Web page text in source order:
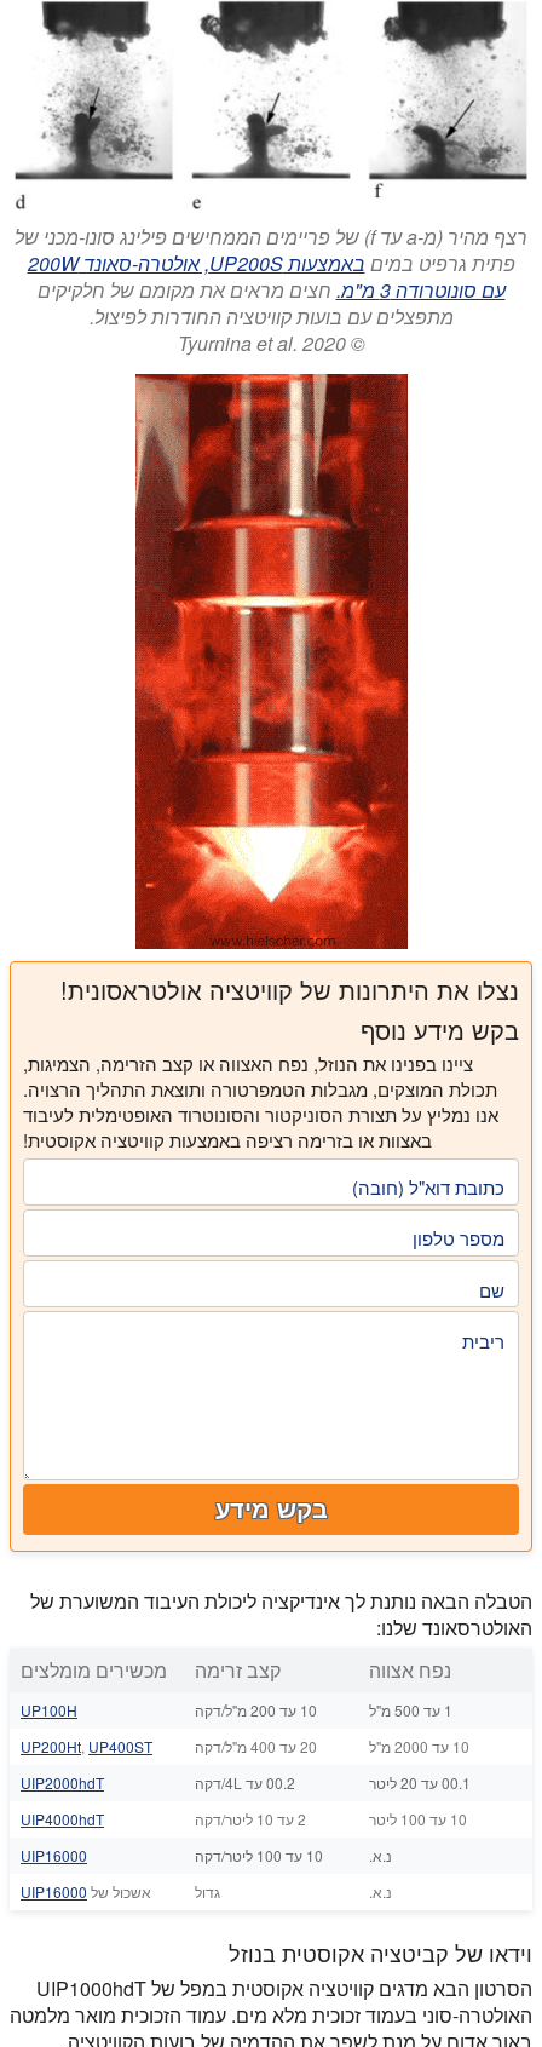
רצף מהיר (מ-a עד f) של פריימים הממחישים פילינג סונו-מכני של
פתית גרפיט במים
באמצעות UP200S, אולטרה-סאונד 200W
עם סונוטרודה 3 מ"מ.
חצים מראים את מקומם של חלקיקים
מתפצלים עם בועות קוויטציה החודרות לפיצול.
© Tyurnina et al. 2020
נצלו את היתרונות של קוויטציה אולטראסונית!
בקש מידע נוסף
ציינו בפנינו את הנוזל, נפח האצווה או קצב הזרימה, הצמיגות,
תכולת המוצקים, מגבלות הטמפרטורה ותוצאת התהליך הרצויה.
אנו נמליץ על תצורת הסוניקטור והסונוטרוד האופטימלית לעיבוד
באצוות או בזרימה רציפה באמצעות קוויטציה אקוסטית!
כתובת דוא"ל (חובה)
מספר טלפון
שם
ריבית
בקש מידע
הטבלה הבאה נותנת לך אינדיקציה ליכולת העיבוד המשוערת של
האולטרסאונד שלנו:
נפח אצווה
קצב זרימה מכשירים מומלצים
1 עד 500 מ"ל 10 עד 200 מ"ל/דקה
UP100H
10 עד 2000 מ"ל
20 עד 400 מ"ל/דקה UP200Ht, UP400ST
00.1 עד 20 ליטר
00.2 עד 4L/דקה
UIP2000hdT
10 עד 100 ליטר
2 עד 10 ליטר/דקה
UIP4000hdT
נ.א.
10 עד 100 ליטר/דקה
UIP16000
נ.א.
גדול אשכול של UIP16000
וידאו של קביטציה אקוסטית בנוזל
הסרטון הבא מדגים קוויטציה אקוסטית במפל של UIP1000hdT
האולטרה-סוני בעמוד זכוכית מלא מים. עמוד הזכוכית מואר מלמטה